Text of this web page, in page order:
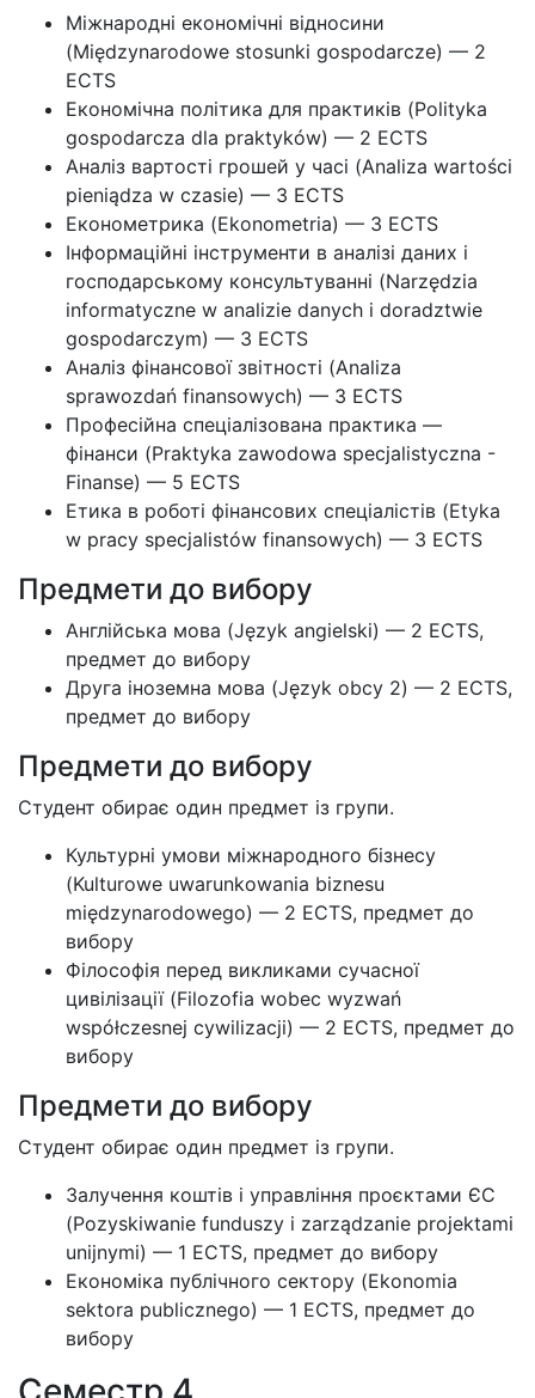
Міжнародні економічні відносини
(Międzynarodowe stosunki gospodarcze) — 2
ECTS
Економічна політика для практиків (Polityka
gospodarcza dla praktyków) — 2 ECTS
Аналіз вартості грошей у часі (Analiza wartości
pieniądza w czasie) — 3 ECTS
Економетрика (Ekonometria) — 3 ECTS
Інформаційні інструменти в аналізі даних і
господарському консультуванні (Narzędzia
informatyczne w analizie danych i doradztwie
gospodarczym) — 3 ECTS
Аналіз фінансової звітності (Analiza
sprawozdań finansowych) — 3 ECTS
Професійна спеціалізована практика —
фінанси (Praktyka zawodowa specjalistyczna -
Finanse) — 5 ECTS
Етика в роботі фінансових спеціалістів (Etyka
w pracy specjalistów finansowych) — 3 ECTS
Предмети до вибору
Англійська мова (Język angielski) — 2 ECTS,
предмет до вибору
Друга іноземна мова (Język obcy 2) — 2 ECTS,
предмет до вибору
Предмети до вибору
Студент обирає один предмет із групи.
Культурні умови міжнародного бізнесу
(Kulturowe uwarunkowania biznesu
międzynarodowego) — 2 ECTS, предмет до
вибору
Філософія перед викликами сучасної
цивілізації (Filozofia wobec wyzwań
współczesnej cywilizacji) — 2 ECTS, предмет до
вибору
Предмети до вибору
Студент обирає один предмет із групи.
Залучення коштів і управління проєктами ЄС
(Pozyskiwanie funduszy i zarządzanie projektami
unijnymi) — 1 ECTS, предмет до вибору
Економіка публічного сектору (Ekonomia
sektora publicznego) — 1 ECTS, предмет до
вибору